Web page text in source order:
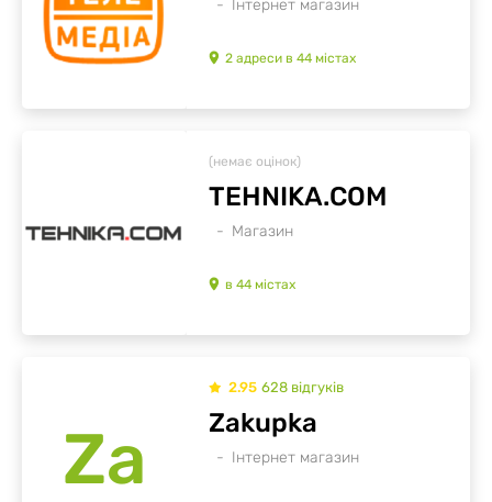
Інтернет магазин
2 адреси в 44 містах
(немає оцінок)
Магазин
TEHNIKA.COM
в 44 містах
Za
2.95 628 відгуків
Інтернет магазин
Zakupka